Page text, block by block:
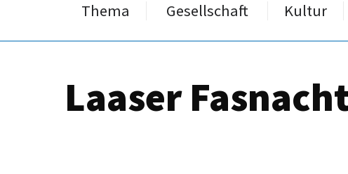
Thema Gesellschaft Kultur
Laaser